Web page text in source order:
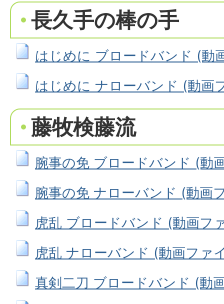
長久手の棒の手
はじめに ブロードバンド (動
はじめに ナローバンド (動画
藤牧検藤流
腕事の免 ブロードバンド (動
腕事の免 ナローバンド (動画
虎乱 ブロードバンド (動画フ
虎乱 ナローバンド (動画ファ
真剣二刀 ブロードバンド (動